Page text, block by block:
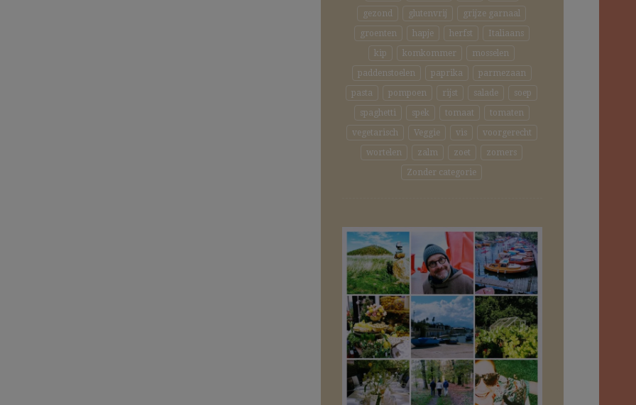
gezond
glutenvrij
grijze garnaal
groenten
hapje herfst
Italiaans
kip
komkommer
mosselen
paddenstoelen
paprika
parmezaan
pasta
pompoen rijst salade
soep
spaghetti
spek tomaat
tomaten
vegetarisch
Veggie vis
voorgerecht
wortelen
zalm zoet
zomers
Zonder categorie